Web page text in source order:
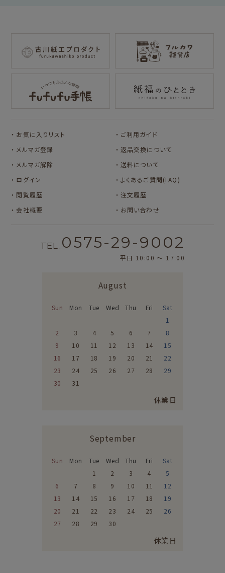
キャラクター別
サンリオキャラクタ
ーズ
コラボ別
TEA STAND
お気に入りリスト
メルマガ登録
メルマガ解除
ログイン
ご利用ガイド
返品交換について
送料について
よくあるご質問(FAQ)
閲覧履歴
注文履歴
会社概要
お問い合わせ
TEL. 0575-29-9002
平日 10:00 〜 17:00
August
Sun Mon Tue Wed Thu Fri
Sat
1
2
3 4 5 6 7
8
9
10 11 12 13 14
15
16
17 18 19 20 21
22
23
24 25 26 27 28
29
30
31
休業日
September
Sun Mon Tue Wed Thu Fri
Sat
1
2 3 4
5
6
7 8 9 10 11
12
13
14 15 16 17 18
19
20
21 22 23 24 25
26
27
28 29 30
休業日